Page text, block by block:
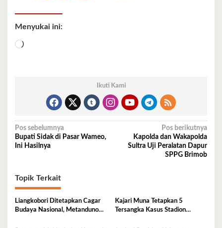
Menyukai ini:
Memuat...
Ikuti Kami
Navigasi
pos
Pos sebelumnya
Bupati Sidak di Pasar Wameo,
Ini Hasilnya
Pos berikutnya
Kapolda dan Wakapolda
Sultra Uji Peralatan Dapur
SPPG Brimob
Topik Terkait
Liangkobori Ditetapkan Cagar
Budaya Nasional, Metanduno
Kajari Muna Tetapkan 5
Tersangka Kasus Stadion